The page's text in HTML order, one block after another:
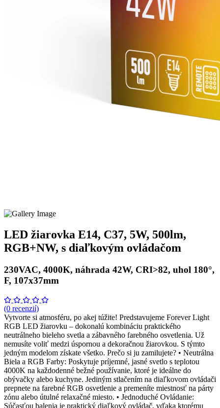
LED žiarovka E14, C37, 5W, 500lm,
RGB+NW, s diaľkovým ovládačom
230VAC, 4000K, náhrada 42W, CRI>82, uhol 180°,
F, 107x37mm
(0 recenzií)
Vytvorte si atmosféru, po akej túžite! Predstavujeme Forever Light
RGB LED žiarovku – dokonalú kombináciu praktického
neutrálneho bieleho svetla a zábavného farebného osvetlenia. Už
nemusíte voliť medzi úspornou a dekoračnou žiarovkou. S týmto
jedným modelom získate všetko. Prečo si ju zamilujete? • Neutrálna
Biela a RGB Farby: Poskytuje príjemné, jasné svetlo s teplotou
4000K na každodenné bežné používanie, ktoré je ideálne do
obývačky alebo kuchyne. Jediným stlačením na diaľkovom ovládači
prepnete na farebné RGB osvetlenie a premeníte miestnosť na párty
zónu alebo útulné relaxačné miesto. • Jednoduché Ovládanie:
Súčasťou balenia je praktický diaľkový ovládač, vďaka ktorému